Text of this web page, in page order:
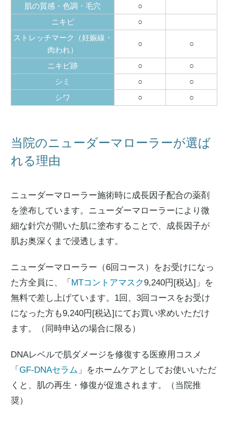
肌の質感・色調・毛穴
○
ニキビ
○
ストレッチマーク（妊娠線・
肉われ）
○ ○
ニキビ跡 ○
○
シミ
○
○
シワ
○ ○
当院のニューダーマローラーが選ば
れる理由
ニューダーマローラー施術時に成長因子配合の薬剤
を塗布しています。ニューダーマローラーにより微
細な針穴が開いた肌に塗布することで、成長因子が
肌お奥深くまで浸透します。
ニューダーマローラー（6回コース）をお受けになっ
た方全員に、「 MTコントアマスク9,240円[税込]」を
無料で差し上げています。1回、3回コースをお受け
になった方も9,240円[税込]にてお買い求めいただけ
ます。（同時申込の場合に限る）
DNAレベルで肌ダメージを修復する医療用コスメ
「 GF-DNAセラム 」をホームケアとしてお使いいただ
くと、肌の再生・修復が促進されます。（当院推
奨）